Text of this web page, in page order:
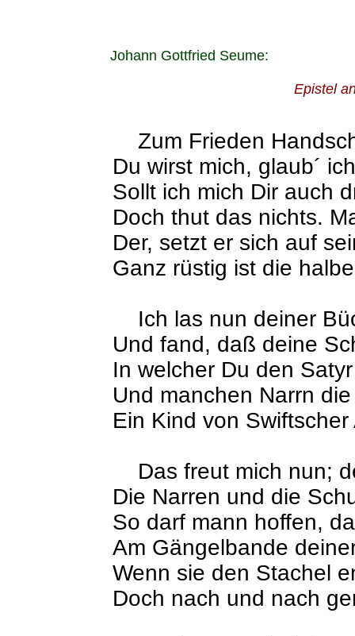
Johann Gottfried Seume:
Epistel
Zum Frieden
Du wirst mich, glaub´
Sollt ich mich Dir auch
Doch thut das nichts.
Der, setzt er sich auf
Ganz rüstig ist die
Ich las nun deiner
Und fand, daß deine
In welcher Du den
Und manchen Narrn
Ein Kind von Swiftscher
Das freut mich nun;
Die Narren und die
So darf mann hoffen,
Am Gängelbande
Wenn sie den Stachel
Doch nach und nach